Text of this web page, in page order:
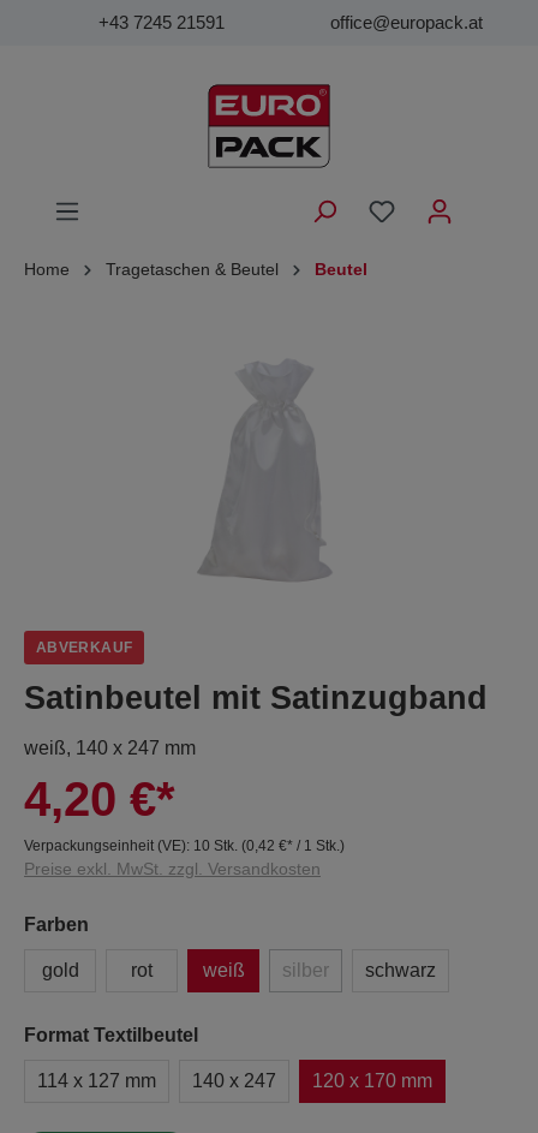
+43 7245 21591 office@europack.at
Home Tragetaschen & Beutel Beutel
ABVERKAUF
Satinbeutel mit Satinzugband
weiß, 140 x 247 mm
4,20 €*
Verpackungseinheit (VE): 10 Stk. (0,42 €* / 1 Stk.)
Preise exkl. MwSt. zzgl. Versandkosten
Farben
gold rot weiß silber schwarz
Format Textilbeutel
114 x 127 mm 140 x 247 120 x 170 mm